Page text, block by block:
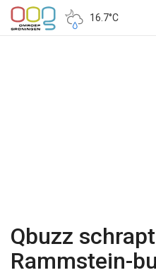
16.7°C
Qbuzz
Rammstein-